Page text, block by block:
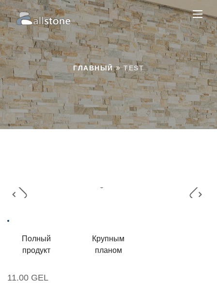
ГЛАВНЫЙ TEST
Полный
продукт
Крупным
планом
11.00 GEL